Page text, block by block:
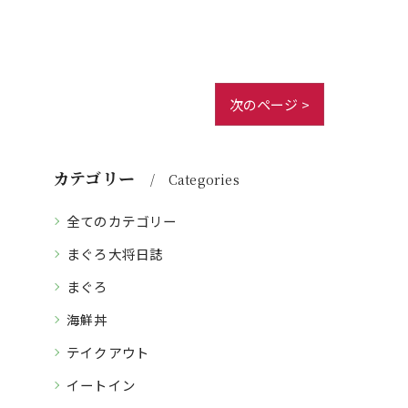
次のページ >
カテゴリー Categories
全てのカテゴリー
まぐろ大将日誌
まぐろ
海鮮丼
テイクアウト
イートイン